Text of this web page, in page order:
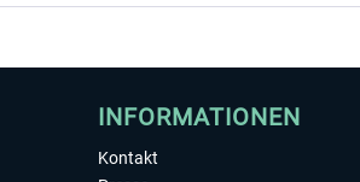
INFORMATIONEN
Kontakt